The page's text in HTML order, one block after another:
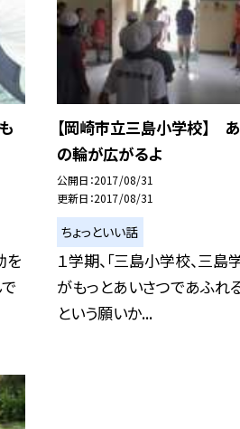
を
【岡崎市立三島小学校】
の輪が広がるよ
公開日 2017/08/31
更新日 2017/08/31
ちょっといい話
１学期、「三島小学校、三
がもっとあいさつであふれ
という願いか...